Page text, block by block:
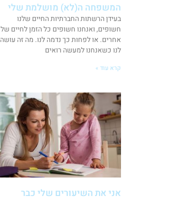
המשפחה ה(לא) מושלמת שלי
בעידן הרשתות החברתיות החיים שלנו
חשופים, ואנחנו חשופים כל הזמן לחיים של
אחרים. או לפחות כך נדמה לנו. מה זה עושה
לנו כשאנחנו למעשה רואים
קרא עוד »
אני את השיעורים שלי כבר